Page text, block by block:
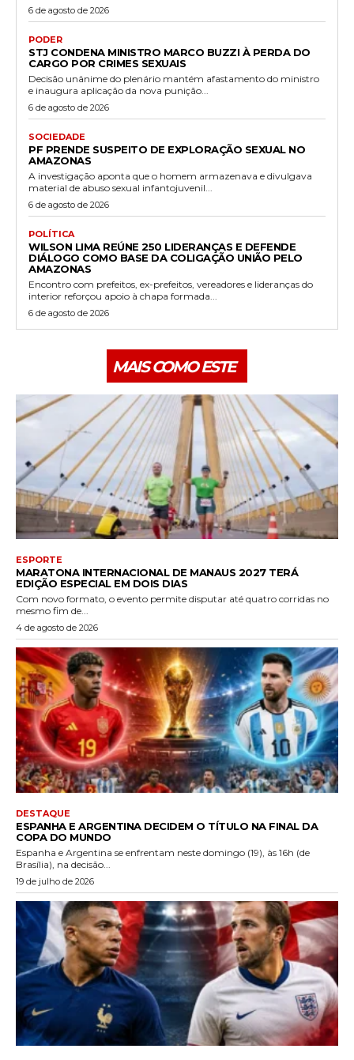
6 de agosto de 2026
PODER
STJ CONDENA MINISTRO MARCO BUZZI À PERDA DO
CARGO POR CRIMES SEXUAIS
Decisão unânime do plenário mantém afastamento do ministro
e inaugura aplicação da nova punição...
6 de agosto de 2026
SOCIEDADE
PF PRENDE SUSPEITO DE EXPLORAÇÃO SEXUAL NO
AMAZONAS
A investigação aponta que o homem armazenava e divulgava
material de abuso sexual infantojuvenil...
6 de agosto de 2026
POLÍTICA
WILSON LIMA REÚNE 250 LIDERANÇAS E DEFENDE
DIÁLOGO COMO BASE DA COLIGAÇÃO UNIÃO PELO
AMAZONAS
Encontro com prefeitos, ex-prefeitos, vereadores e lideranças do
interior reforçou apoio à chapa formada...
6 de agosto de 2026
MAIS COMO ESTE
ESPORTE
MARATONA INTERNACIONAL DE MANAUS 2027 TERÁ
EDIÇÃO ESPECIAL EM DOIS DIAS
Com novo formato, o evento permite disputar até quatro corridas no
mesmo fim de...
4 de agosto de 2026
DESTAQUE
ESPANHA E ARGENTINA DECIDEM O TÍTULO NA FINAL DA
COPA DO MUNDO
Espanha e Argentina se enfrentam neste domingo (19), às 16h (de
Brasília), na decisão...
19 de julho de 2026